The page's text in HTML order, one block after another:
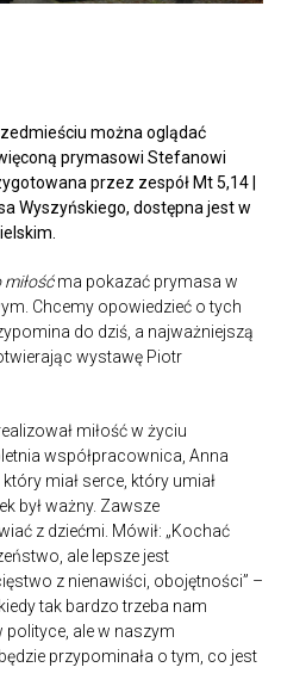
można oglądać
prymasowi Stefanowi
przez zespół Mt 5,14 |
Wyszyńskiego, dostępna jest w
miłośćma pokazać prymasa w
Chcemy opowiedzieć o tych
do dziś, a najważniejszą
wystawę Piotr
miłość w życiu
współpracownica, Anna
miał serce, który umiał
był ważny. Zawsze
z dziećmi. Mówił: „Kochać
ale lepsze jest
z nienawiści, obojętności” –
tak bardzo trzeba nam
polityce, ale w naszym
przypominała o tym, co jest